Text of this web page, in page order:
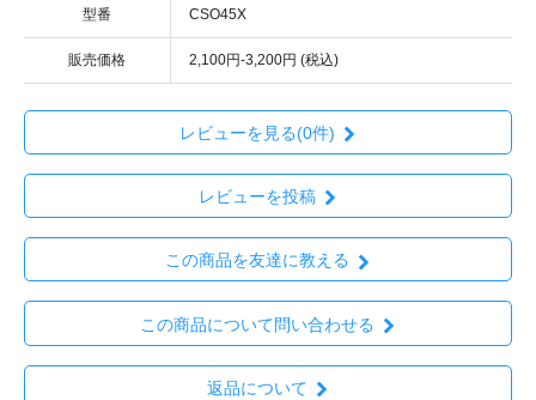
型番 CSO45X
販売価格 2,100円-3,200円 (税込)
レビューを見る(0件)
レビューを投稿
この商品を友達に教える
この商品について問い合わせる
返品について